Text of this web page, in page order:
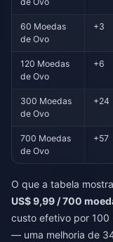
60 Moedas
de Ovo
+3
120 Moedas
de Ovo
+6
300 Moedas
de Ovo
+24
700 Moedas
de Ovo
+57
O que a tabela
US$ 9,99 / 700
custo efetivo por 100
— uma melhoria de